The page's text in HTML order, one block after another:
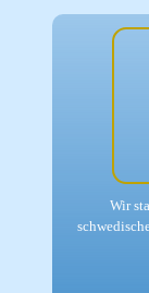
Wir